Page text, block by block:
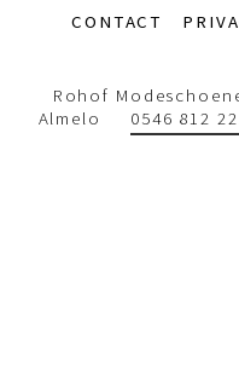
Footer-CONTACT
Rohof
Almelo 0546 812